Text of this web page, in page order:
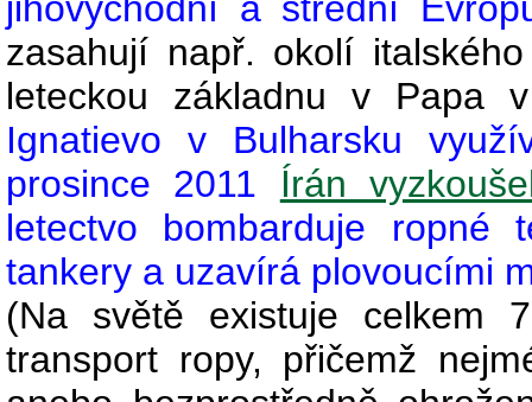
jihovýchodní a střední
zasahují např. okolí
leteckou základnu v Papa
Ignatievo v Bulharsku
prosince 2011 Írán
letectvo bombarduje ropné
tankery a uzavírá plovoucími
(Na světě existuje celkem
transport ropy, přičemž